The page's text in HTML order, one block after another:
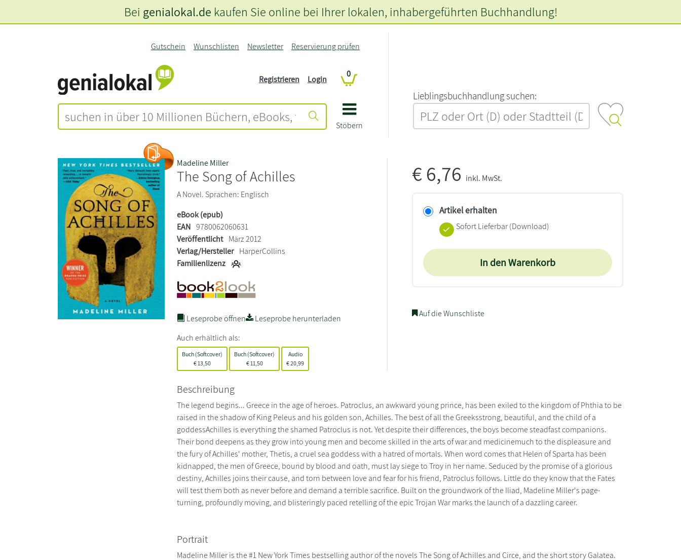
Stöbern
Gutschein Wunschlisten Newsletter Reservierung prüfen
Registrieren Login
0
L‍i‍e‍b‍l‍i‍n‍g‍s‍b‍u‍c‍h‍h‍a‍n‍d‍l‍u‍n‍g‍ ‍s‍u‍c‍h‍e‍n‍:‍
Bei genialokal.de kaufen Sie online bei Ihrer lokalen, inhabergeführten Buchhandlung!
Madeline Miller
The Song of Achilles
A Novel. Sprachen: Englisch
eBook (epub)
EAN 9780062060631
Veröffentlicht März 2012
Verlag/Hersteller HarperCollins
Familienlizenz
Leseprobe öffnen
Leseprobe herunterladen
Auch erhältlich als:
Buch (Softcover)
€ 13,50
Buch (Softcover)
€11,50
Audio
€20,99
€6,76 inkl. MwSt.
Artikel erhalten
Sofort Lieferbar (Download)
In den Warenkorb
Auf die Wunschliste
Beschreibung
The legend begins... Greece in the age of heroes. Patroclus, an awkward young prince, has been exiled to the kingdom of Phthia to be
raised in the shadow of King Peleus and his golden son, Achilles. The best of all the Greeksstrong, beautiful, and the child of a
goddessAchilles is everything the shamed Patroclus is not. Yet despite their differences, the boys become steadfast companions.
Their bond deepens as they grow into young men and become skilled in the arts of war and medicinemuch to the displeasure and
the fury of Achilles' mother, Thetis, a cruel sea goddess with a hatred of mortals. When word comes that Helen of Sparta has been
kidnapped, the men of Greece, bound by blood and oath, must lay siege to Troy in her name. Seduced by the promise of a glorious
destiny, Achilles joins their cause, and torn between love and fear for his friend, Patroclus follows. Little do they know that the Fates
will test them both as never before and demand a terrible sacrifice. Built on the groundwork of the Iliad, Madeline Miller's page-
turning, profoundly moving, and blisteringly paced retelling of the epic Trojan War marks the launch of a dazzling career.
Portrait
Madeline Miller is the #1 New York Times bestselling author of the novels The Song of Achilles and Circe, and the short story Galatea.